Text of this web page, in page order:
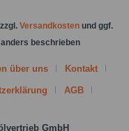
Versandkosten und ggf.
beschrieben
über uns Kontakt
AGB
GmbH